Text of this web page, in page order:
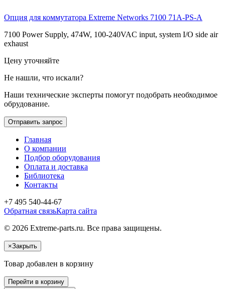
Опция для коммутатора Extreme Networks 7100 71A-PS-A
7100 Power Supply, 474W, 100-240VAC input, system I/O side air
exhaust
Цену уточняйте
Не нашли, что искали?
Наши технические эксперты помогут подобрать необходимое
обрудование.
Отправить запрос
Главная
О компании
Подбор оборудования
Оплата и доставка
Библиотека
Контакты
+7 495 540-44-67
Обратная связьКарта сайта
© 2026 Extreme-parts.ru. Все права защищены.
×Закрыть
Товар добавлен в корзину
Перейти в корзину